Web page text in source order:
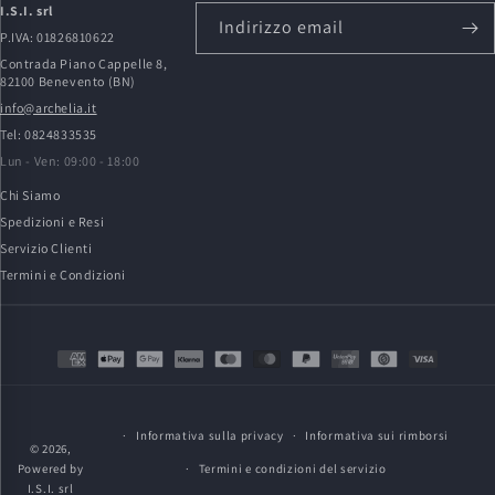
I.S.I. srl
P.IVA: 01826810622
Contrada Piano Cappelle 8,
82100 Benevento (BN)
info@archelia.it
Tel: 0824833535
Lun - Ven: 09:00 - 18:00
Chi Siamo
Spedizioni e Resi
Servizio Clienti
Termini e Condizioni
Indirizzo email
Metodi
© 2026,
Powered by
I.S.I. srl
Informativa sulla privacy Informativa sui rimborsi
Termini e condizioni del servizio